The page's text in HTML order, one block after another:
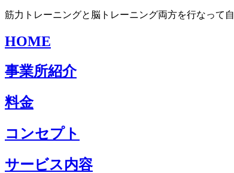
筋力トレーニングと脳トレーニング両方を行なって
HOME
事業所紹介
料金
コンセプト
サービス内容